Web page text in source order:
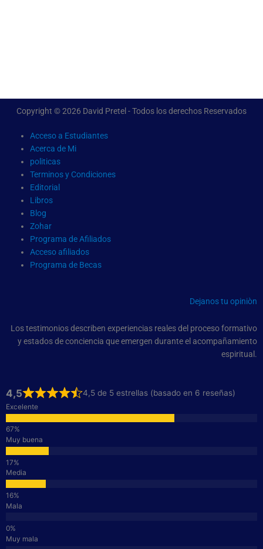
Copyright © 2026 David Pretel - Todos los derechos Reservados
Acceso a Estudiantes
Acerca de Mi
politicas
Terminos y Condiciones
Editorial
Libros
Blog
Zohar
Programa de Afiliados
Acceso afiliados
Programa de Becas
Dejanos tu opiniòn
Los testimonios describen experiencias reales del proceso formativo
y estados de conciencia que emergen durante el acompañamiento
espiritual.
4,5 4,5 de 5 estrellas (basado en 6 reseñas)
Excelente
Muy buena
Media
Mala
Muy mala